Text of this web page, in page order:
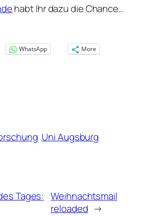
habt Ihr dazu die Chance…
WhatsApp
More
Uni Augsburg
Tages: Weihnachtsmail
reloaded →